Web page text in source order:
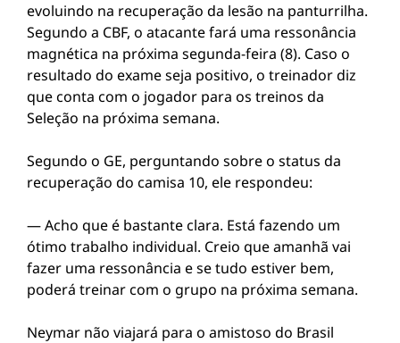
evoluindo na recuperação da lesão na panturrilha.
Segundo a CBF, o atacante fará uma ressonância
magnética na próxima segunda-feira (8). Caso o
resultado do exame seja positivo, o treinador diz
que conta com o jogador para os treinos da
Seleção na próxima semana.
Segundo o GE, perguntando sobre o status da
recuperação do camisa 10, ele respondeu:
— Acho que é bastante clara. Está fazendo um
ótimo trabalho individual. Creio que amanhã vai
fazer uma ressonância e se tudo estiver bem,
poderá treinar com o grupo na próxima semana.
Neymar não viajará para o amistoso do Brasil